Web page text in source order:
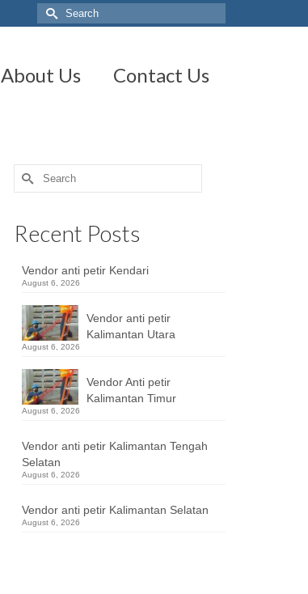
Search
for:
About Us Contact Us
Search
for:
Recent Posts
Vendor anti petir Kendari
August 6, 2026
Vendor anti petir
Kalimantan Utara
August 6, 2026
Vendor Anti petir
Kalimantan Timur
August 6, 2026
Vendor anti petir Kalimantan Tengah
Selatan
August 6, 2026
Vendor anti petir Kalimantan Selatan
August 6, 2026